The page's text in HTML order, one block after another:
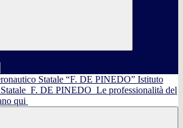
Istituto
F. DE PINEDO Le professionalità del
qui